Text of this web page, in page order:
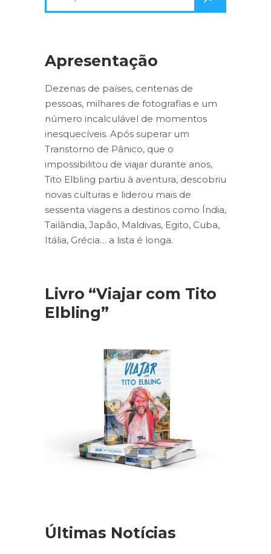
Apresentação
Dezenas de países, centenas de
pessoas, milhares de fotografias e um
número incalculável de momentos
inesquecíveis. Após superar um
Transtorno de Pânico, que o
impossibilitou de viajar durante anos,
Tito Elbling partiu à aventura, descobriu
novas culturas e liderou mais de
sessenta viagens a destinos como Índia,
Tailândia, Japão, Maldivas, Egito, Cuba,
Itália, Grécia… a lista é longa.
Livro “Viajar com Tito
Elbling”
Últimas Notícias